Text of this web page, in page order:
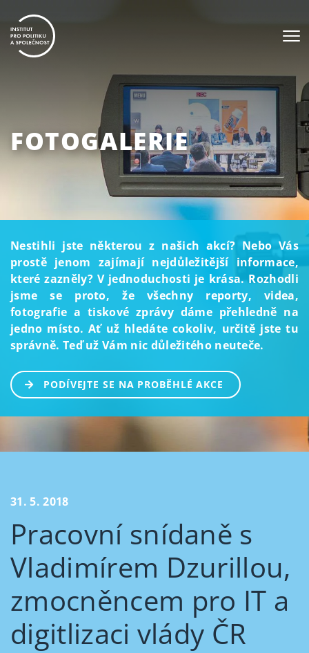
FOTOGALERIE
Nestihli jste některou z našich akcí? Nebo Vás
prostě jenom zajímají nejdůležitější informace,
které zazněly? V jednoduchosti je krása. Rozhodli
jsme se proto, že všechny reporty, videa,
fotografie a tiskové zprávy dáme přehledně na
jedno místo. Ať už hledáte cokoliv, určitě jste tu
správně. Teď už Vám nic důležitého neuteče.
PODÍVEJTE SE NA PROBĚHLÉ AKCE
31. 5. 2018
Pracovní snídaně s
Vladimírem Dzurillou,
zmocněncem pro IT a
digitlizaci vlády ČR